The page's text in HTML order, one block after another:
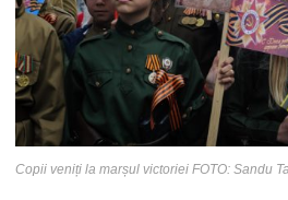
Copii veniți la marșul victoriei FOTO: Sandu